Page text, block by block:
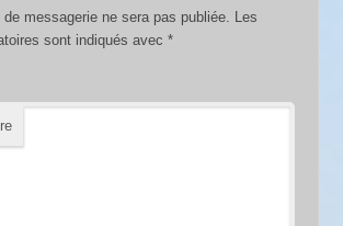
de messagerie ne sera pas publiée. Les
sont indiqués avec*